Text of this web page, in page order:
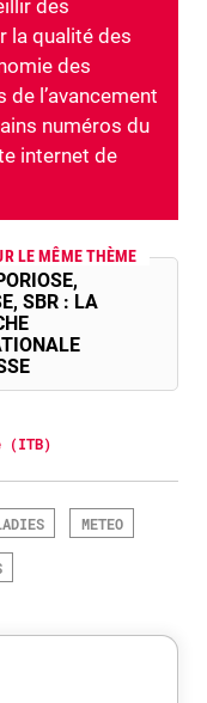
des
la qualité des
des
l’avancement
numéros du
internet de
LE MÊME THÈME
SBR : LA
(ITB)
METEO